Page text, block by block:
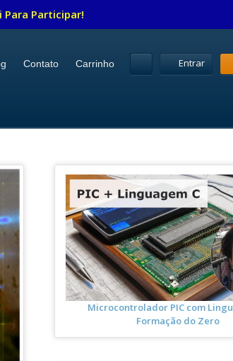
Entrar
Contato Carrinho
Microcontrolador PIC com
Formação do Zero
Para Participar!